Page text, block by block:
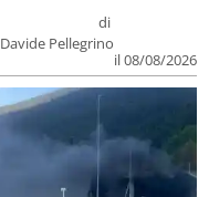
di
Davide Pellegrino
il 08/08/2026